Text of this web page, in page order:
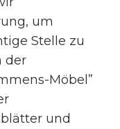
um
Stelle zu
der
Möbel”
und